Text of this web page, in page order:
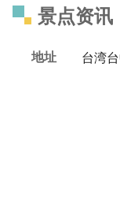
景点资讯
地址 台湾